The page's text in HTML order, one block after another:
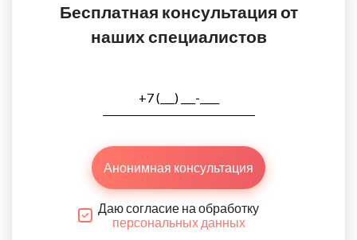
Бесплатная консультация от
наших специалистов
Анонимная консультация
Даю согласие на обработку
персональных данных